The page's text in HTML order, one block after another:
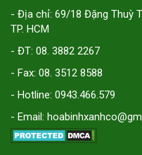
- Địa chỉ: 69/18 Đặng Thuỳ
TP. HCM
- ĐT: 08. 3882 2267
- Fax: 08. 3512 8588
- Hotline: 0943.466.579
- Email: